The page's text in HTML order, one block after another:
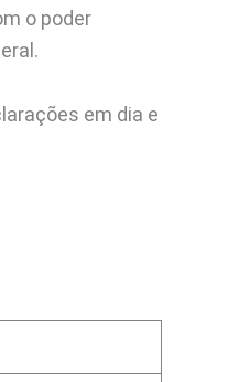
o poder
em dia e